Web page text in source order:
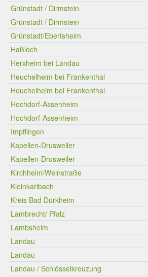
Grünstadt / Dirmstein
Grünstadt / Dirmstein
Grünstadt/Ebertsheim
Haßloch
Herxheim bei Landau
Heuchelheim bei Frankenthal
Heuchelheim bei Frankenthal
Hochdorf-Assenheim
Hochdorf-Assenheim
Impflingen
Kapellen-Drusweiler
Kapellen-Drusweiler
Kirchheim/Weinstraße
Kleinkarlbach
Kreis Bad Dürkheim
Lambrecht/ Pfalz
Lambsheim
Landau
Landau
Landau / Schlösselkreuzung